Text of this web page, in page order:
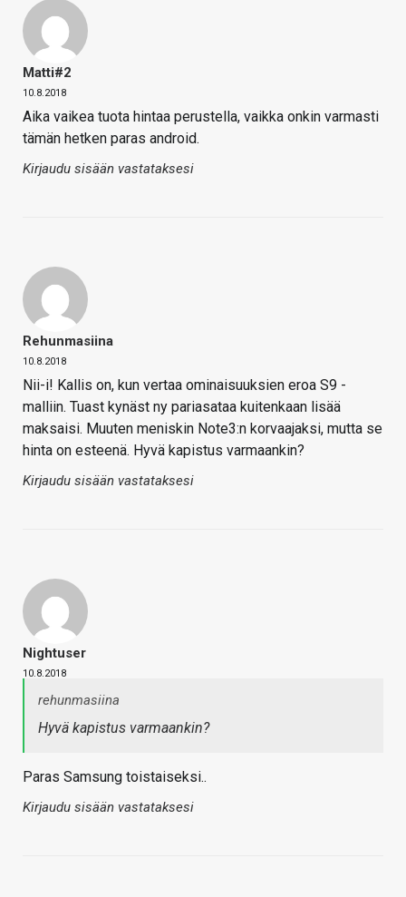
Matti#2
10.8.2018
Aika vaikea tuota hintaa perustella, vaikka onkin varmasti
tämän hetken paras android.
Kirjaudu sisään vastataksesi
Rehunmasiina
10.8.2018
Nii-i! Kallis on, kun vertaa ominaisuuksien eroa S9 -
malliin. Tuast kynäst ny pariasataa kuitenkaan lisää
maksaisi. Muuten meniskin Note3:n korvaajaksi, mutta se
hinta on esteenä. Hyvä kapistus varmaankin?
Kirjaudu sisään vastataksesi
Nightuser
10.8.2018
rehunmasiina
Hyvä kapistus varmaankin?
Paras Samsung toistaiseksi..
Kirjaudu sisään vastataksesi